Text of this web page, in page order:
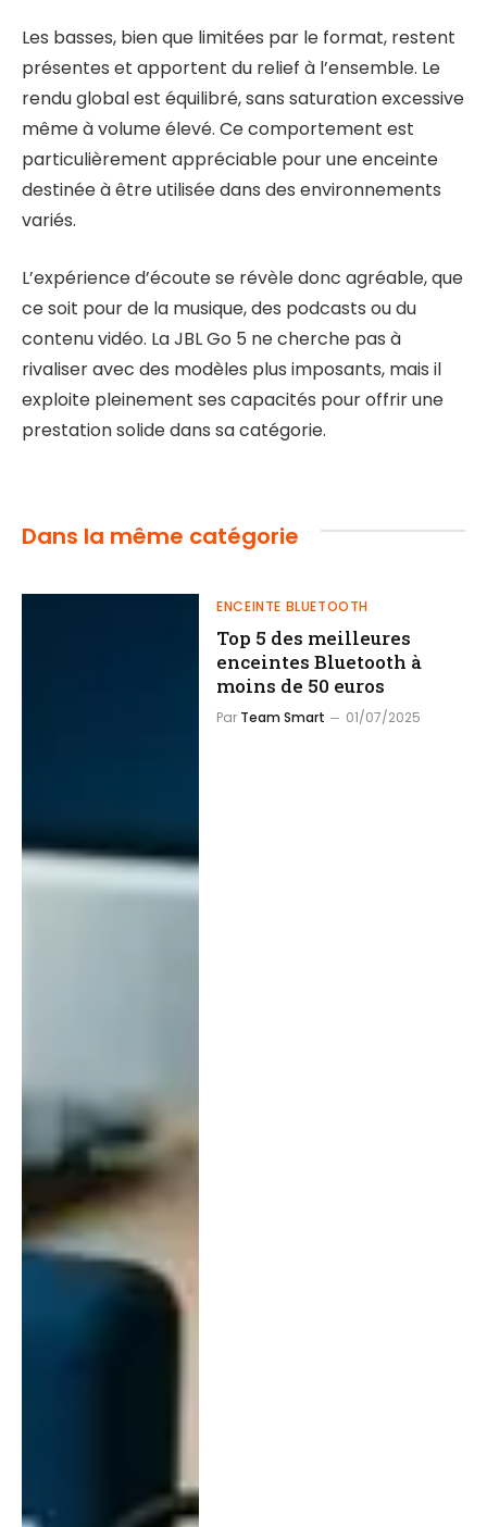
Les basses, bien que limitées par le format, restent
présentes et apportent du relief à l’ensemble. Le
rendu global est équilibré, sans saturation excessive
même à volume élevé. Ce comportement est
particulièrement appréciable pour une enceinte
destinée à être utilisée dans des environnements
variés.
L’expérience d’écoute se révèle donc agréable, que
ce soit pour de la musique, des podcasts ou du
contenu vidéo. La JBL Go 5 ne cherche pas à
rivaliser avec des modèles plus imposants, mais il
exploite pleinement ses capacités pour offrir une
prestation solide dans sa catégorie.
Dans la même catégorie
ENCEINTE BLUETOOTH
Top 5 des meilleures
enceintes Bluetooth à
moins de 50 euros
Par Team Smart 01/07/2025